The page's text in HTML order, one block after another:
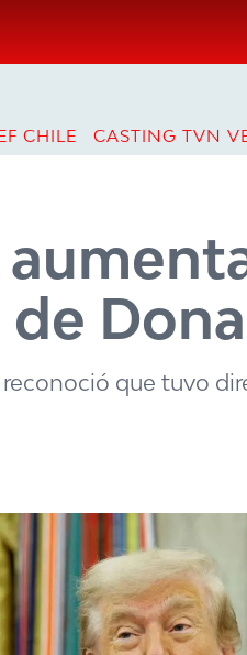
CHILE CASTING TVN
que tuvo